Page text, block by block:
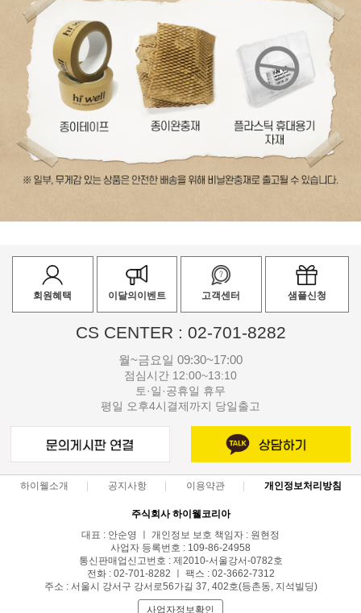
회원혜택 이달의이벤트 고객센터 샘플신청
CS CENTER : 02-701-8282
월~금요일 09:30~17:00
점심시간 12:00~13:10
토·일·공휴일 휴무
평일 오후4시결제까지 당일출고
하이웰소개 공지사항 이용약관 개인정보처리방침
주식회사 하이웰코리아
대표 : 안순영 ㅣ 개인정보 보호 책임자 : 원현정
사업자 등록번호 : 109-86-24958
통신판매업신고번호 : 제2010-서울강서-0782호
전화 : 02-701-8282 ㅣ 팩스 : 02-3662-7312
주소 : 서울시 강서구 강서로56가길 37, 402호(등촌동, 지석빌딩)
사업자정보확인